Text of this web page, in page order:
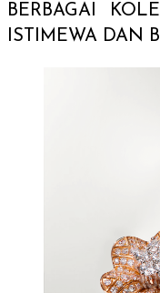
BERBAGAI
ISTIMEWA DAN